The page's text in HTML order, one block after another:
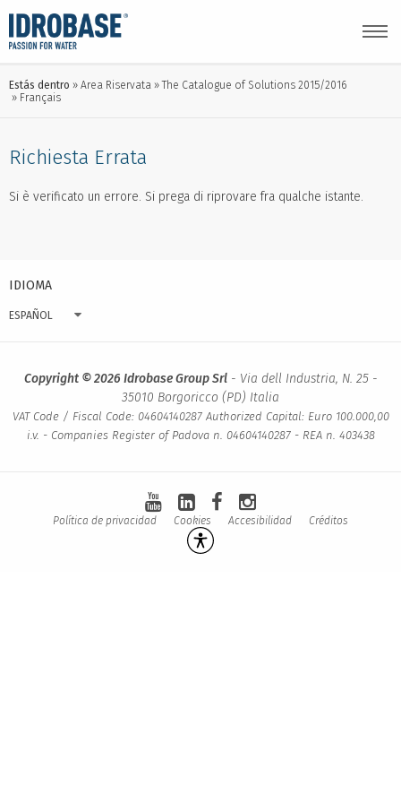
Estás dentro Area Riservata
The Catalogue of Solutions 2015/2016
Français
Richiesta Errata
Si è verificato un errore. Si prega di riprovare fra qualche istante.
IDIOMA
ESPAÑOL
Copyright © 2026 Idrobase Group Srl- Via dell Industria, N. 25 -
35010 Borgoricco (PD) Italia
VAT Code / Fiscal Code: 04604140287 Authorized Capital: Euro 100.000,00
i.v. - Companies Register of Padova n. 04604140287 - REA n. 403438
Política de privacidad Cookies Accesibilidad Créditos